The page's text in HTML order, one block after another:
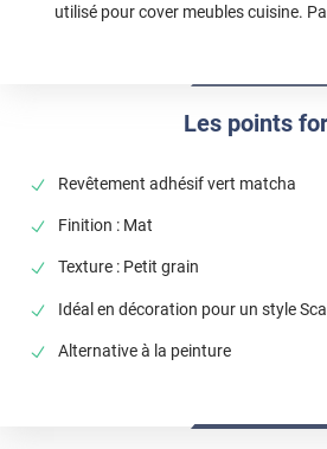
Les points
Revêtement adhésif vert matcha
Finition : Mat
Texture : Petit grain
Idéal en décoration pour un style
Alternative à la peinture
utilisé pour cover meubles cuisine.